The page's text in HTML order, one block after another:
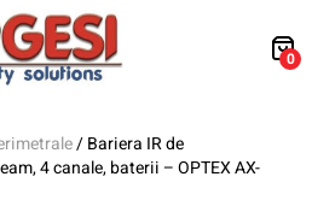
0
/ Bariera IR de
4 canale, baterii – OPTEX AX-